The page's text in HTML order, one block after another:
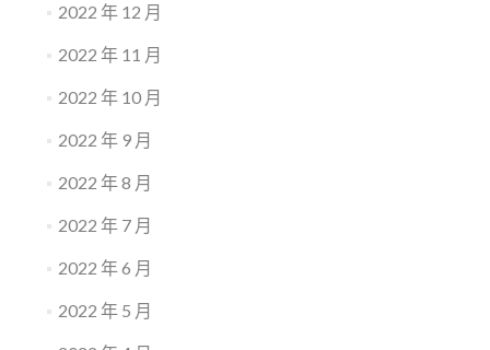
2022 年 12 月
2022 年 11 月
2022 年 10 月
2022 年 9 月
2022 年 8 月
2022 年 7 月
2022 年 6 月
2022 年 5 月